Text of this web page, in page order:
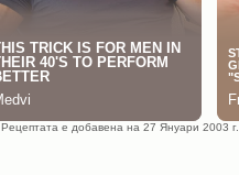
Рецептата е добавена на 27 Януари 2003 г.